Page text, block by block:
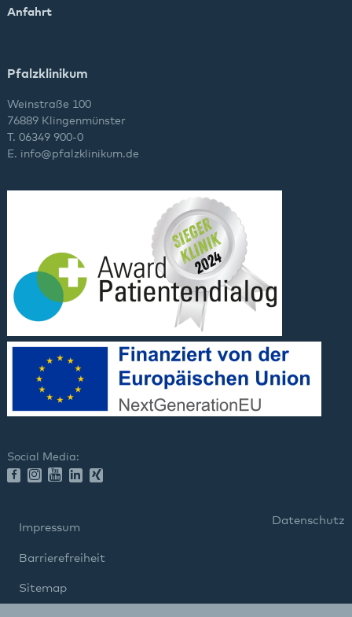
Anfahrt
Pfalzklinikum
Weinstraße 100
76889 Klingenmünster
T. 06349 900-0
E. info@pfalzklinikum.de
Social Media:
Impressum
Datenschutz
Barrierefreiheit
Sitemap